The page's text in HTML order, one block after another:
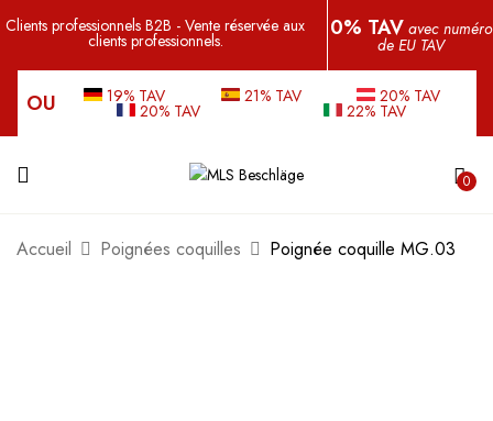
Clients professionnels B2B - Vente réservée aux
clients professionnels. 0% TAV avec numéro
de EU TAV
OU 19% TAV 21% TAV 20% TAV
20% TAV 22% TAV
0
Accueil Poignées coquilles Poignée coquille MG.03